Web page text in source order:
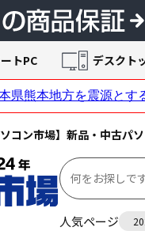
コン市場】新品・中古パ
人気ページ
トPC デスクト